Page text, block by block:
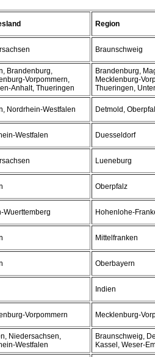
Region
Braunschweig
Brandenburg,
Vorpommern,
Anhalt, Thueringen
Brandenburg,
Mecklenburg-
Thueringen,
Nordrhein-Westfalen Detmold,
Westfalen Duesseldorf
Lueneburg
Oberpfalz
Wuerttemberg Hohenlohe-
Mittelfranken
Oberbayern
Indien
Vorpommern Mecklenburg-
Niedersachsen,
Westfalen
Braunschweig,
Kassel, Weser-